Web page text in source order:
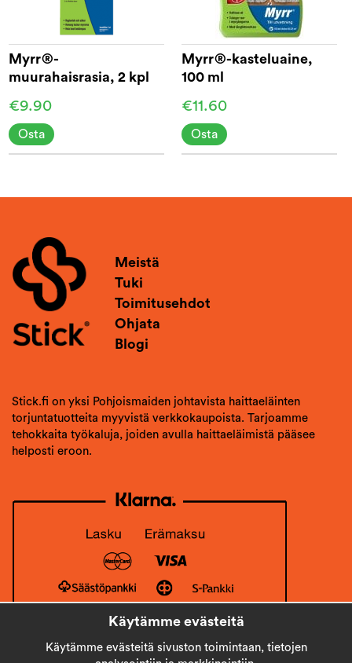
Myrr®-
muurahaisrasia, 2 kpl
€9.90
Osta
Myrr®-kasteluaine,
100 ml
€11.60
Osta
Meistä
Tuki
Toimitusehdot
Ohjata
Blogi
Stick.fi on yksi Pohjoismaiden johtavista haittaeläinten
torjuntatuotteita myyvistä verkkokaupoista. Tarjoamme
tehokkaita työkaluja, joiden avulla haittaeläimistä pääsee
helposti eroon.
Käytämme evästeitä
Käytämme evästeitä sivuston toimintaan, tietojen